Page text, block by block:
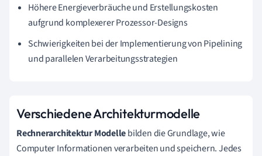
Höhere Energieverbräuche und Erstellungskosten
aufgrund komplexerer Prozessor-Designs
Schwierigkeiten bei der Implementierung von Pipelining
und parallelen Verarbeitungsstrategien
Verschiedene Architekturmodelle
Rechnerarchitektur Modellebilden die Grundlage, wie
Computer Informationen verarbeiten und speichern. Jedes